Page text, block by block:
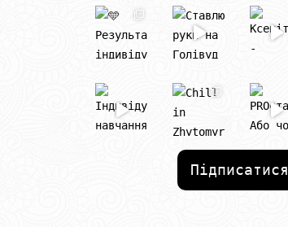
Підписатися